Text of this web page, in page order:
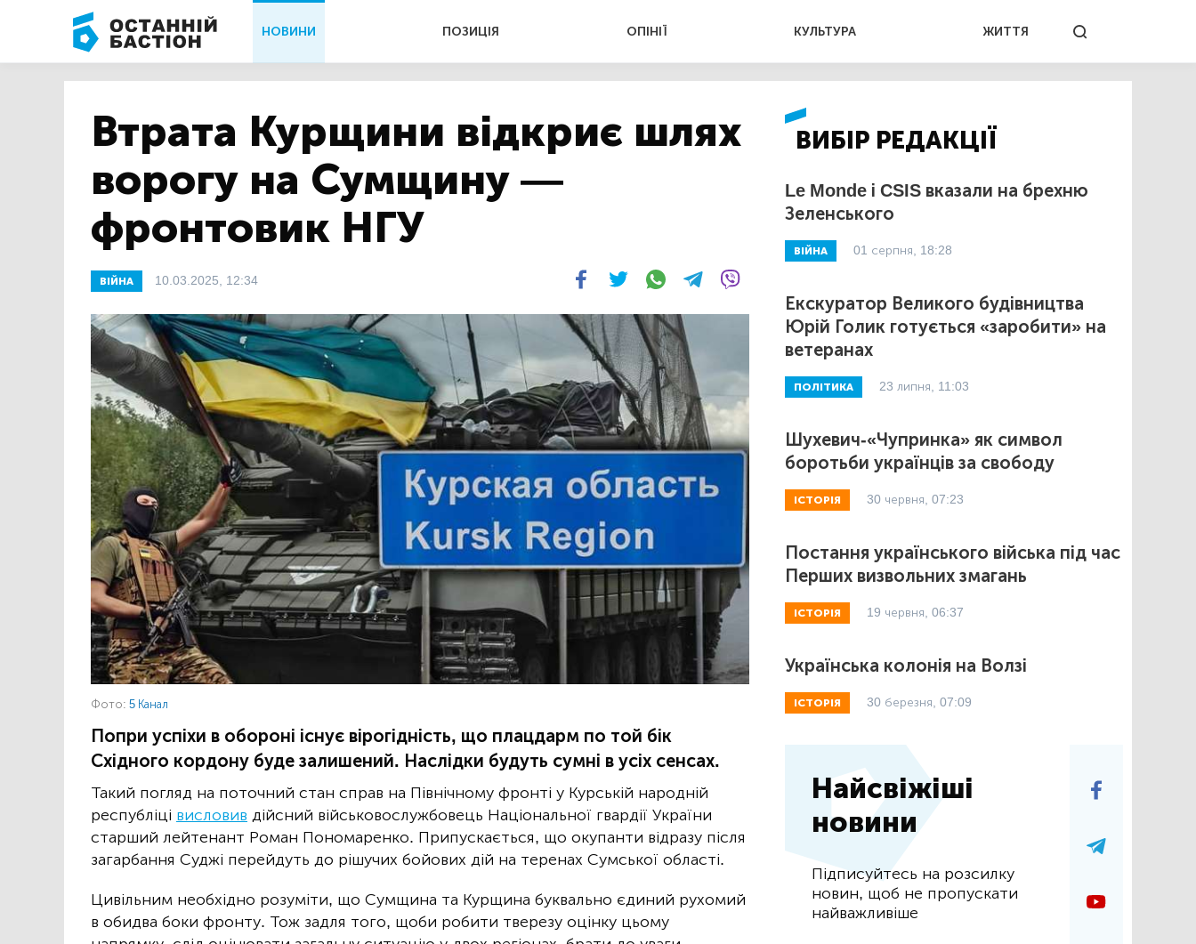
НОВИНИ ПОЗИЦІЯ ОПІНІЇ КУЛЬТУРА ЖИТТЯ
Втрата Курщини відкриє шлях
ворогу на Сумщину —
фронтовик НГУ
ВІЙНА 10.03.2025, 12:34
Фото: 5 Канал
Попри успіхи в обороні існує вірогідність, що плацдарм по той бік
Східного кордону буде залишений. Наслідки будуть сумні в усіх сенсах.
Такий погляд на поточний стан справ на Північному фронті у Курській народній
республіці висловив дійсний військовослужбовець Національної гвардії України
старший лейтенант Роман Пономаренко. Припускається, що окупанти відразу після
загарбання Суджі перейдуть до рішучих бойових дій на теренах Сумської області.
Цивільним необхідно розуміти, що Сумщина та Курщина буквально єдиний рухомий
в обидва боки фронту. Тож задля того, щоби робити тверезу оцінку цьому
ВИБІР РЕДАКЦІЇ
Le Monde і CSIS вказали на брехню
Зеленського
ВІЙНА 01 серпня, 18:28
Екскуратор Великого будівництва
Юрій Голик готується «заробити» на
ветеранах
ПОЛІТИКА 23 липня, 11:03
Шухевич-«Чупринка» як символ
боротьби українців за свободу
ІСТОРІЯ 30 червня, 07:23
Постання українського війська під час
Перших визвольних змагань
ІСТОРІЯ 19 червня, 06:37
Українська колонія на Волзі
ІСТОРІЯ 30 березня, 07:09
Найсвіжіші
новини
Підписуйтесь на розсилку
новин, щоб не пропускати
найважливіше